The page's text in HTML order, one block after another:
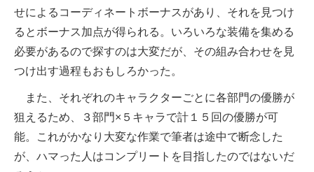
せによるコーディネートボーナスがあり、それを見つけ
るとボーナス加点が得られる。いろいろな装備を集める
必要があるので探すのは大変だが、その組み合わせを見
つけ出す過程もおもしろかった。
また、それぞれのキャラクターごとに各部門の優勝が
狙えるため、３部門×５キャラで計１５回の優勝が可
能。これがかなり大変な作業で筆者は途中で断念した
が、ハマった人はコンプリートを目指したのではないだ